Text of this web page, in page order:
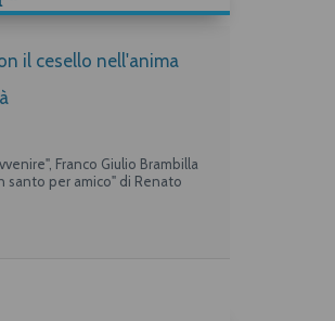
il cesello nell'anima
Franco Giulio Brambilla
santo per amico" di Renato